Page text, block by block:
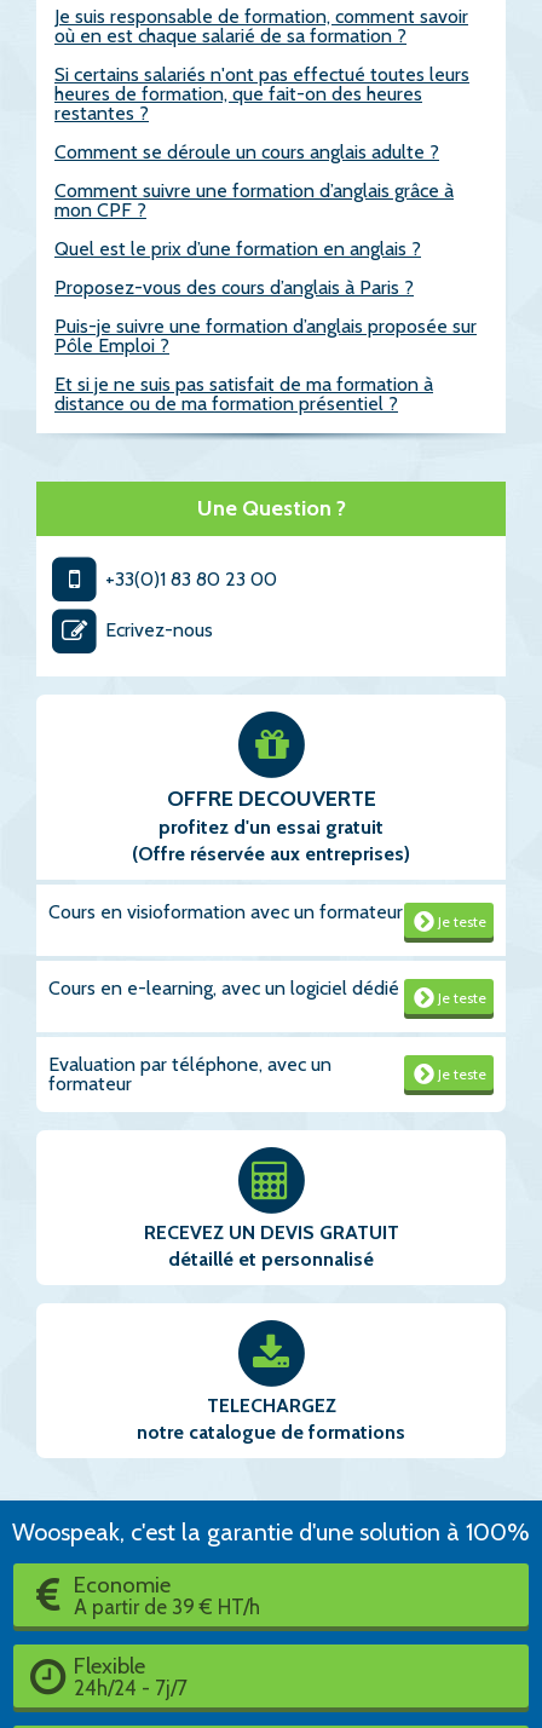
Je suis responsable de formation, comment savoir
où en est chaque salarié de sa formation ?
Si certains salariés n'ont pas effectué toutes leurs
heures de formation, que fait-on des heures
restantes ?
Comment se déroule un cours anglais adulte ?
Comment suivre une formation d’anglais grâce à
mon CPF ?
Quel est le prix d’une formation en anglais ?
Proposez-vous des cours d’anglais à Paris ?
Puis-je suivre une formation d’anglais proposée sur
Pôle Emploi ?
Et si je ne suis pas satisfait de ma formation à
distance ou de ma formation présentiel ?
Une Question ?
+33(0)1 83 80 23 00
Ecrivez-nous
OFFRE DECOUVERTE
profitez d'un essai gratuit
(Offre réservée aux entreprises)
Je teste
Cours en visioformation avec un formateur
Je teste
Cours en e-learning, avec un logiciel dédié
Je teste
Evaluation par téléphone, avec un
formateur
RECEVEZ UN DEVIS GRATUIT
détaillé et personnalisé
TELECHARGEZ
notre catalogue de formations
Woospeak, c'est la garantie d'une solution à 100%
Economie
A partir de 39 € HT/h
Flexible
24h/24 - 7j/7